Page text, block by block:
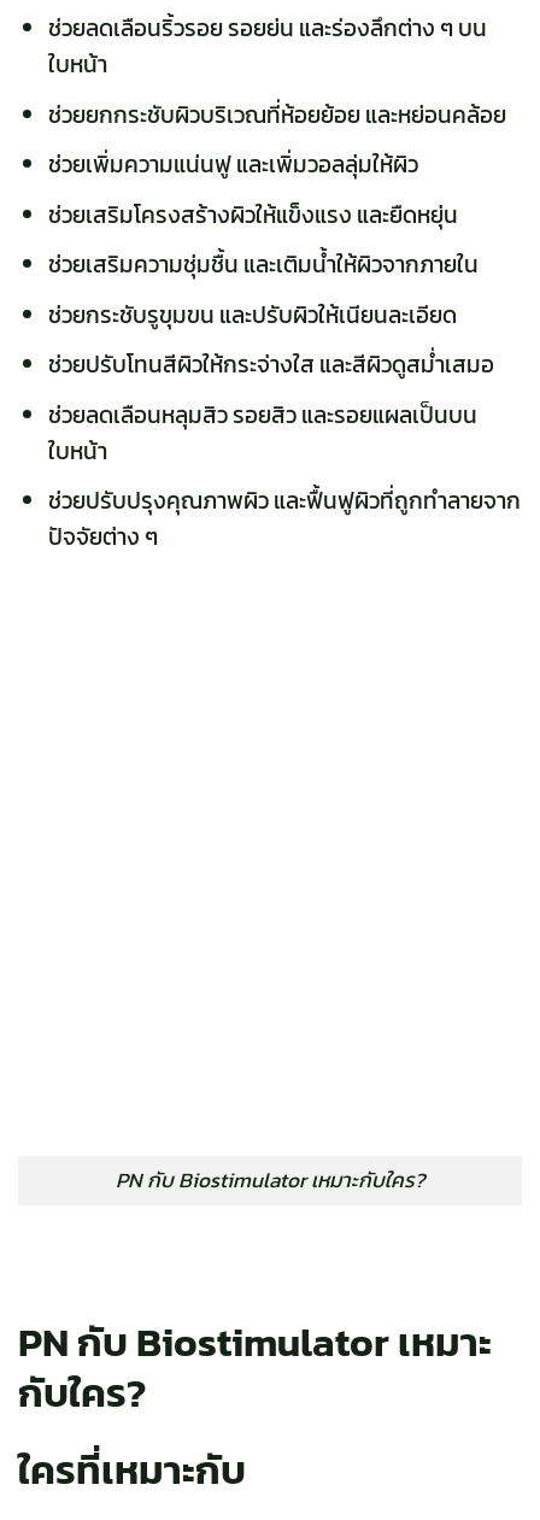
ช่วยลดเลือนริ้วรอย รอยย่น และร่องลึกต่าง ๆ บน
ใบหน้า
ช่วยยกกระชับผิวบริเวณที่ห้อยย้อย และหย่อนคล้อย
ช่วยเพิ่มความแน่นฟู และเพิ่มวอลลุ่มให้ผิว
ช่วยเสริมโครงสร้างผิวให้แข็งแรง และยืดหยุ่น
ช่วยเสริมความชุ่มชื้น และเติมน้ำให้ผิวจากภายใน
ช่วยกระชับรูขุมขน และปรับผิวให้เนียนละเอียด
ช่วยปรับโทนสีผิวให้กระจ่างใส และสีผิวดูสม่ำเสมอ
ช่วยลดเลือนหลุมสิว รอยสิว และรอยแผลเป็นบน
ใบหน้า
ช่วยปรับปรุงคุณภาพผิว และฟื้นฟูผิวที่ถูกทำลายจาก
ปัจจัยต่าง ๆ
PN กับ Biostimulator เหมาะกับใคร?
PN กับ Biostimulator เหมาะ
กับใคร?
ใครที่เหมาะกับ